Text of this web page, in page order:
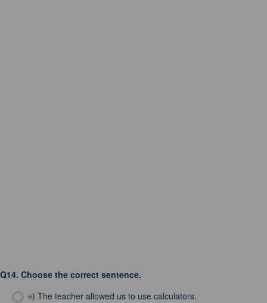
Q14. Choose the correct sentence.
ক) The teacher allowed us to use calculators.